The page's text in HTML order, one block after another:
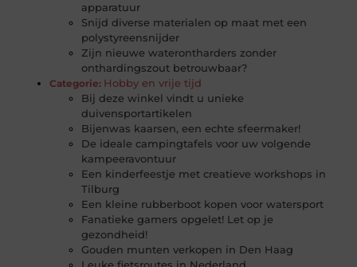
apparatuur
Snijd diverse materialen op maat met een
polystyreensnijder
Zijn nieuwe waterontharders zonder
onthardingszout betrouwbaar?
Categorie: Hobby en vrije tijd
Bij deze winkel vindt u unieke
duivensportartikelen
Bijenwas kaarsen, een echte sfeermaker!
De ideale campingtafels voor uw volgende
kampeeravontuur
Een kinderfeestje met creatieve workshops in
Tilburg
Een kleine rubberboot kopen voor watersport
Fanatieke gamers opgelet! Let op je
gezondheid!
Gouden munten verkopen in Den Haag